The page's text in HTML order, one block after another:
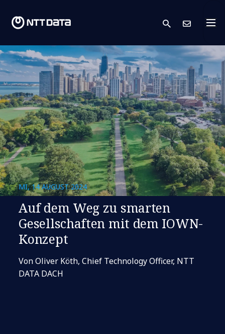
search
MI, 14 AUGUST 2024
Auf dem Weg zu smarten
Gesellschaften mit dem IOWN-
Konzept
Von Oliver Köth, Chief Technology Officer, NTT
DATA DACH